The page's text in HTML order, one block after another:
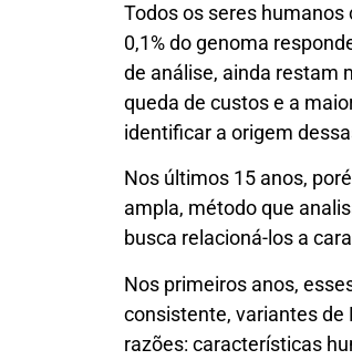
Todos os seres
0,1% do genoma
de análise, ainda restam
queda de custos e a
identificar a origem
Nos últimos 15 anos,
ampla, método que
busca relacioná-los a
Nos primeiros anos,
consistente, variantes de
razões: características